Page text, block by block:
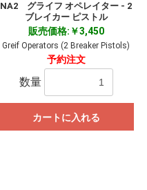
NA2 グライフ オペレイター - 2
ブレイカー ピストル
販売価格:￥3,450
Greif Operators (2 Breaker Pistols)
予約注文
数量
カートに入れる